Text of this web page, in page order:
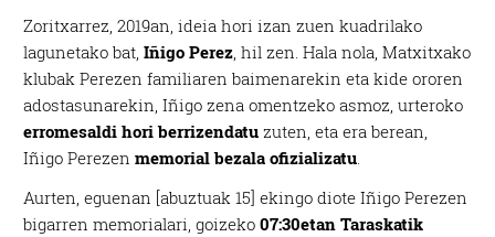
Zoritxarrez, 2019an, ideia hori izan zuen kuadrilako
lagunetako bat,Iñigo Perez, hil zen. Hala nola, Matxitxako
klubak Perezen familiaren baimenarekin eta kide ororen
adostasunarekin, Iñigo zena omentzeko asmoz, urteroko
erromesaldi hori berrizendatu zuten, eta era berean,
Iñigo Perezenmemorial bezala ofizializatu.
Aurten, eguenan [abuztuak 15] ekingo diote Iñigo Perezen
bigarren memorialari, goizeko07:30etan Taraskatik